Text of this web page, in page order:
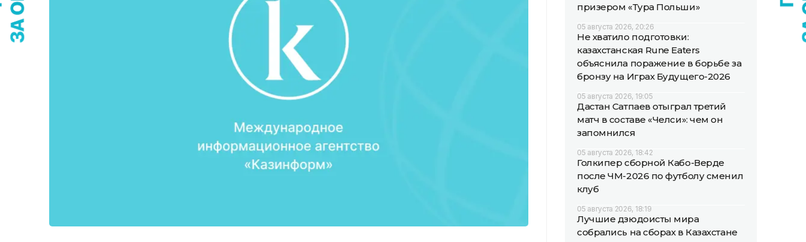
призером «Тура Польши»
05 августа 2026, 20:26
Не хватило подготовки:
казахстанская Rune Eaters
объяснила поражение в борьбе за
бронзу на Играх Будущего-2026
05 августа 2026, 19:05
Дастан Сатпаев отыграл третий
матч в составе «Челси»: чем он
запомнился
05 августа 2026, 18:42
Голкипер сборной Кабо-Верде
после ЧМ-2026 по футболу сменил
клуб
05 августа 2026, 18:19
Лучшие дзюдоисты мира
собрались на сборах в Казахстане